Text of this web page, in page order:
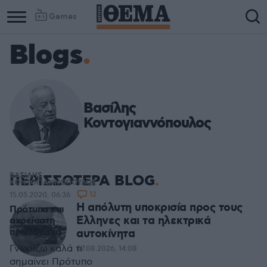
Games
Blogs
Βασίλης
Κοντογιαννόπουλος
ΠΕΡΙΣΣΟΤΕΡΑ BLOG
Η απόλυτη υποκρισία προς τους
Ελληνες και τα ηλεκτρικά
αυτοκίνητα
07.08.2026, 14:08
ΒΑΣΙΛΗΣ
ΚΟΝΤΟΓΙΑΝΝΟΠΟΥΛΟΣ
Πρότυπα και
αχρείαστη
πρωτοτυπία
Γνωρίζω καλά τι
σημαίνει Πρότυπο
15.05.2020, 06:36 12